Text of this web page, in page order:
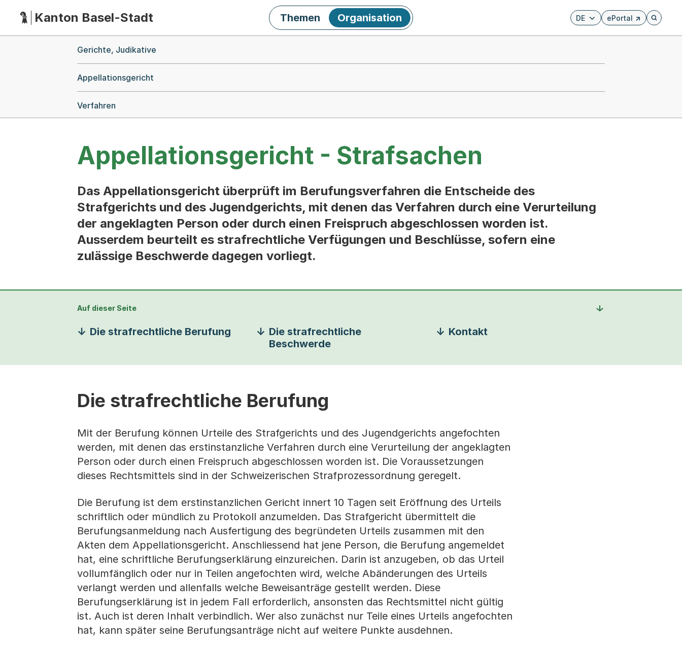
HauptnavigationKanton Basel-Stadt DE ePortal
Externer Link, wird in
Öffnet
Themen Organisation
Gerichte, Judikative
Appellationsgericht
Verfahren
Appellationsgericht - Strafsachen
Das Appellationsgericht überprüft im Berufungsverfahren die Entscheide des
Strafgerichts und des Jugendgerichts, mit denen das Verfahren durch eine Verurteilung
der angeklagten Person oder durch einen Freispruch abgeschlossen worden ist.
Ausserdem beurteilt es strafrechtliche Verfügungen und Beschlüsse, sofern eine
zulässige Beschwerde dagegen vorliegt.
Auf dieser Seite
Die strafrechtliche Berufung
Die strafrechtliche
Beschwerde
Kontakt
Die strafrechtliche Berufung
Mit der Berufung können Urteile des Strafgerichts und des Jugendgerichts angefochten
werden, mit denen das erstinstanzliche Verfahren durch eine Verurteilung der angeklagten
Person oder durch einen Freispruch abgeschlossen worden ist. Die Voraussetzungen
dieses Rechtsmittels sind in der Schweizerischen Strafprozessordnung geregelt.
Die Berufung ist dem erstinstanzlichen Gericht innert 10 Tagen seit Eröffnung des Urteils
schriftlich oder mündlich zu Protokoll anzumelden. Das Strafgericht übermittelt die
Berufungsanmeldung nach Ausfertigung des begründeten Urteils zusammen mit den
Akten dem Appellationsgericht. Anschliessend hat jene Person, die Berufung angemeldet
hat, eine schriftliche Berufungserklärung einzureichen. Darin ist anzugeben, ob das Urteil
vollumfänglich oder nur in Teilen angefochten wird, welche Abänderungen des Urteils
verlangt werden und allenfalls welche Beweisanträge gestellt werden. Diese
Berufungserklärung ist in jedem Fall erforderlich, ansonsten das Rechtsmittel nicht gültig
ist. Auch ist deren Inhalt verbindlich. Wer also zunächst nur Teile eines Urteils angefochten
hat, kann später seine Berufungsanträge nicht auf weitere Punkte ausdehnen.